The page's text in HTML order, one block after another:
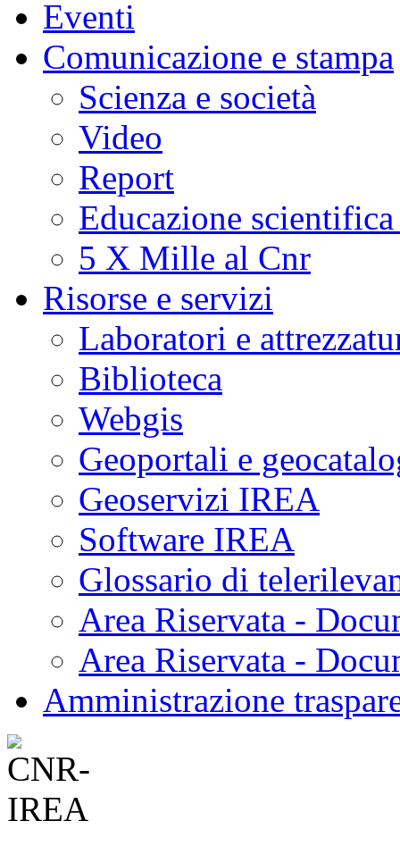
Eventi
Comunicazione e stampa
Scienza e società
Video
Report
Educazione
5 X Mille al Cnr
Risorse e servizi
Laboratori e
Biblioteca
Webgis
Geoportali e
Geoservizi IREA
Software IREA
Glossario di
Area Riservata -
Area Riservata -
Amministrazione